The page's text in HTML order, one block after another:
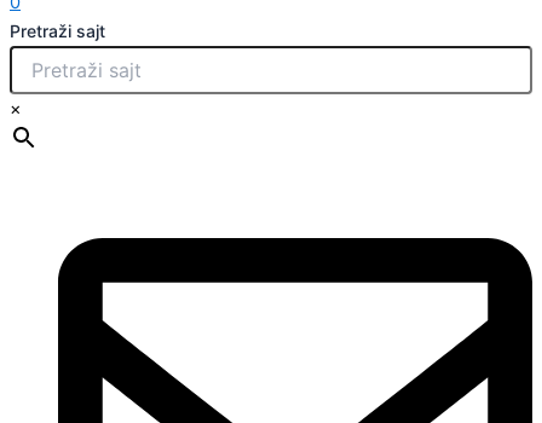
Pretraži sajt
×